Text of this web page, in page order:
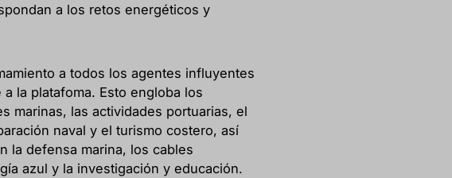
a los retos energéticos y
a todos los agentes influyentes
la platafoma. Esto engloba los
marinas, las actividades portuarias, el
naval y el turismo costero, así
la defensa marina, los cables
azul y la investigación y educación.